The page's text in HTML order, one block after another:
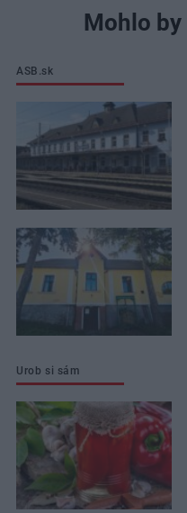
Mohlo
ASB.sk
Urob si sám